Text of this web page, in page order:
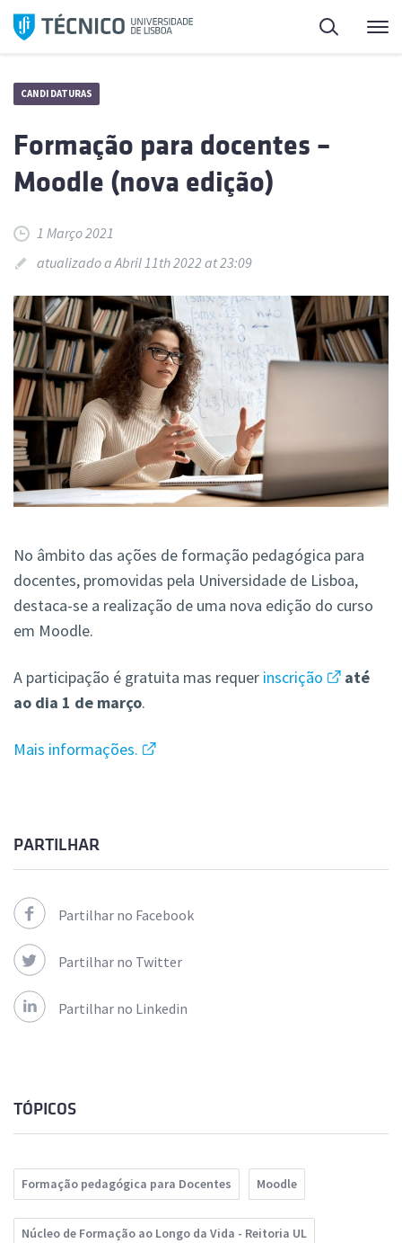
Saltar
para
Pesquisa
CANDIDATURAS
Formação para docentes –
Moodle (nova edição)
1 Março 2021
atualizado a Abril 11th 2022 at 23:09
No âmbito das ações de formação pedagógica para
docentes, promovidas pela Universidade de Lisboa,
destaca-se a realização de uma nova edição do curso
em Moodle.
A participação é gratuita mas requer inscrição
até
ao dia 1 de março.
Mais informações.
PARTILHAR
Partilhar no Facebook
Partilhar no Twitter
Partilhar no Linkedin
TÓPICOS
Formação pedagógica para Docentes Moodle
Núcleo de Formação ao Longo da Vida - Reitoria UL